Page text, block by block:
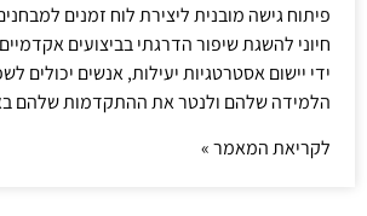
פיתוח גישה מובנית ליצירת לוח זמנים
חיוני להשגת שיפור הדרגתי בביצועים
ידי יישום אסטרטגיות יעילות, אנשים יכולים
הלמידה שלהם ולנטר את ההתקדמות שלהם
לקריאת המאמר »